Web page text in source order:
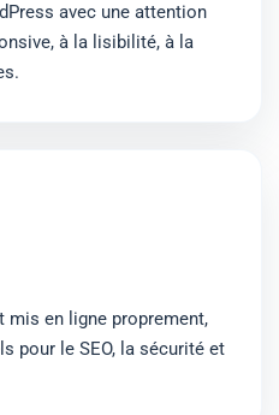
avec une attention
à la lisibilité, à la
mis en ligne proprement,
pour le SEO, la sécurité et